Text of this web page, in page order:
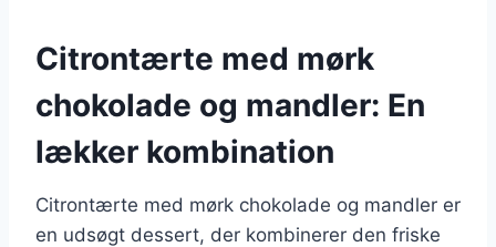
Citrontærte med mørk
chokolade og mandler: En
lækker kombination
Citrontærte med mørk chokolade og mandler er
en udsøgt dessert, der kombinerer den friske